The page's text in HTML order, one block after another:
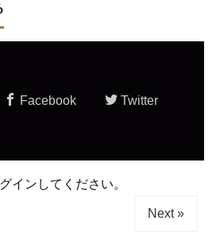
Facebook Twitter
インしてください。
Next »